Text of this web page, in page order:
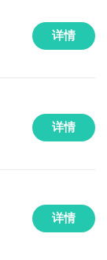
详情
详情
详情